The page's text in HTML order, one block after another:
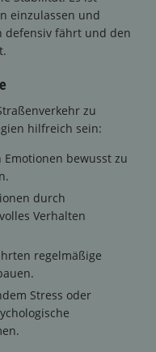
einzulassen und
defensiv fährt und den
zu
hilfreich sein:
Emotionen bewusst zu
durch
Verhalten
regelmäßige
Stress oder